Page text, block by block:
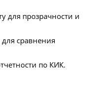
для прозрачности и
сравнения
по КИК.